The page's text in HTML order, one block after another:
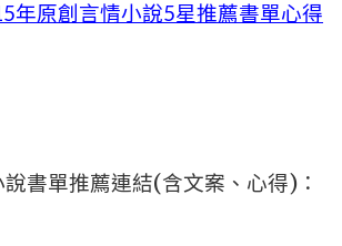
年原創言情小說5星推薦書單心得
書單推薦連結(含文案、心得)：